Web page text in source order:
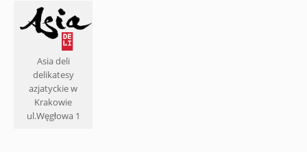
Asia deli
delikatesy
azjatyckie w
Krakowie
ul.Węgłowa 1